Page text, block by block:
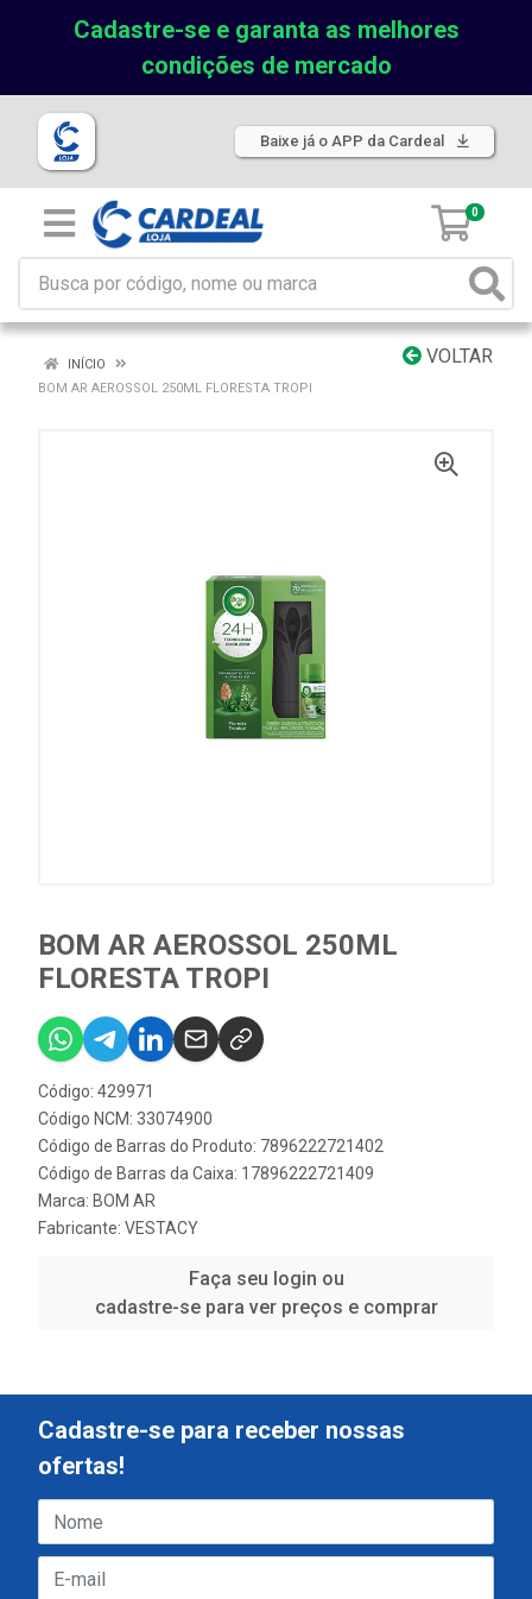
Cadastre-se e garanta as melhores
condições de mercado
Baixe já o APP da Cardeal
0
VOLTAR
INÍCIO
BOM AR AEROSSOL 250ML FLORESTA TROPI
BOM AR AEROSSOL 250ML
FLORESTA TROPI
Código: 429971
Código NCM: 33074900
Código de Barras do Produto: 7896222721402
Código de Barras da Caixa: 17896222721409
Marca: BOM AR
Fabricante: VESTACY
Faça seu login ou
cadastre-se para ver preços e comprar
Cadastre-se para receber nossas
ofertas!